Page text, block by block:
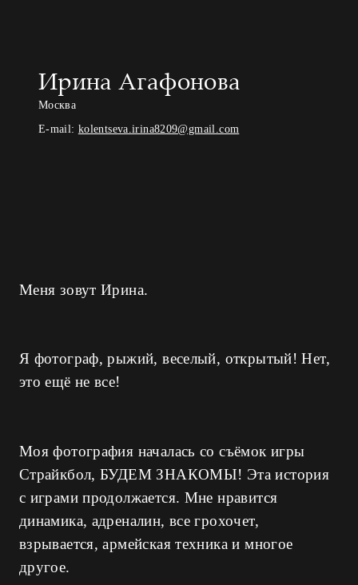
Ирина Агафонова
Москва
E-mail: kolentseva.irina8209@gmail.com
Меня зовут Ирина.
Я фотограф, рыжий, веселый, открытый! Нет,
это ещё не все!
Моя фотография началась со съёмок игры
Страйкбол, БУДЕМ ЗНАКОМЫ! Эта история
с играми продолжается. Мне нравится
динамика, адреналин, все грохочет,
взрывается, армейская техника и многое
другое.